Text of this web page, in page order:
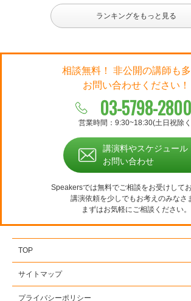
ランキングをもっと見る
相談無料！ 非公開の講師も多
お問い合わせください！
03-5798-2800
営業時間：9:30~18:30(土日祝除
講演料やスケジュール
お問い合わせ
Speakersでは無料でご相談をお受けしてお
講演依頼を少しでもお考えのみなさ
まずはお気軽にご相談ください。
TOP
サイトマップ
プライバシーポリシー